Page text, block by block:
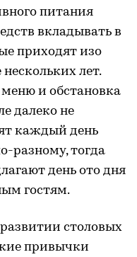
питания
вкладывать в
приходят изо
лет.
и обстановка
далеко не
каждый день
разному, тогда
день ото дня
гостям.
столовых
привычки